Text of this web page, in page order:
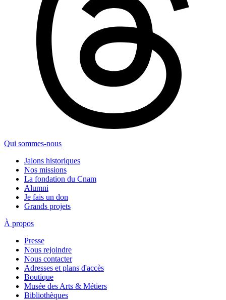
Qui sommes-nous
Jalons historiques
Nos missions
La fondation du Cnam
Alumni
Je fais un don
Grands projets
À propos
Presse
Nous rejoindre
Nous contacter
Adresses et plans d'accès
Boutique
Musée des Arts & Métiers
Bibliothèques